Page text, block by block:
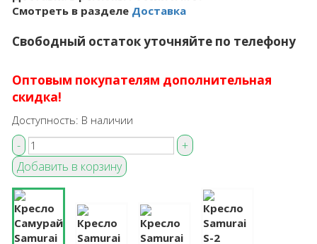
Смотреть в разделе Доставка
Свободный остаток уточняйте по телефону
Оптовым покупателям дополнительная
скидка!
Доступность: В наличии